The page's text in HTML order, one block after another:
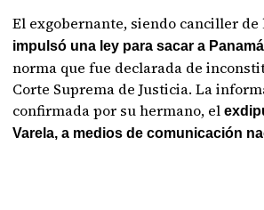
El exgobernante, siendo canciller de
impulsó una ley para sacar a
norma que fue declarada de
Corte Suprema de Justicia. La
confirmada por su hermano, el
Varela, a medios de comunicación